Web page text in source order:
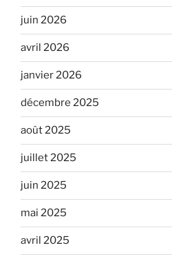
juin 2026
avril 2026
janvier 2026
décembre 2025
août 2025
juillet 2025
juin 2025
mai 2025
avril 2025